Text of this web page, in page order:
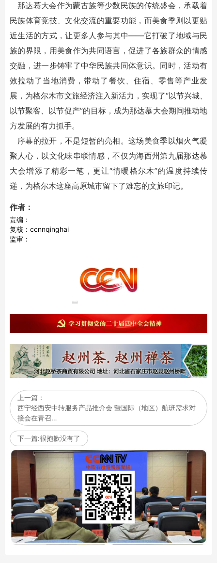
那达慕大会作为蒙古族等少数民族的传统盛会，承载着
民族体育竞技、文化交流的重要功能，而美食季则以更贴
近生活的方式，让更多人参与其中——它打破了地域与民
族的界限，用美食作为共同语言，促进了各族群众的情感
交融，进一步铸牢了中华民族共同体意识。同时，活动有
效拉动了当地消费，带动了餐饮、住宿、零售等产业发
展，为格尔木市文旅经济注入新活力，实现了“以节兴城、
以节聚客、以节促产”的目标，成为那达慕大会期间推动地
方发展的有力抓手。
序幕的拉开，不是短暂的亮相。这场美食季以烟火气凝
聚人心，以文化味串联情感，不仅为海西州第九届那达慕
大会增添了精彩一笔，更让“情暖格尔木”的温度持续传
递，为格尔木这座高原城市留下了难忘的文旅印记。
作者：
责编：
复核：ccnnqinghai
监审：
上一篇：
西宁经西安中转服务产品推介会 暨国际（地区）航班需求对
接会在青召…
下一篇:很抱歉没有了